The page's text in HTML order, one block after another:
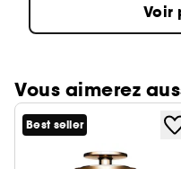
Voir
Vous aimerez
Best seller